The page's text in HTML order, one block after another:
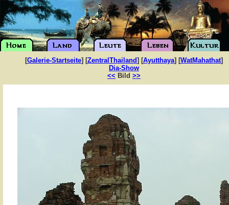
[Galerie-Startseite] [ZentralThailand] [Ayutthaya] [WatMahathat]
Dia-Show
<< Bild >>